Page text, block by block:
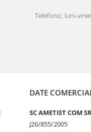
Telefonic: luni-
DATE
SC AMETIST COM
J26/855/2005